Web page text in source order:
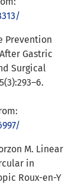
Prevention
Gastric
Surgical
M. Linear
in
Roux-en-Y